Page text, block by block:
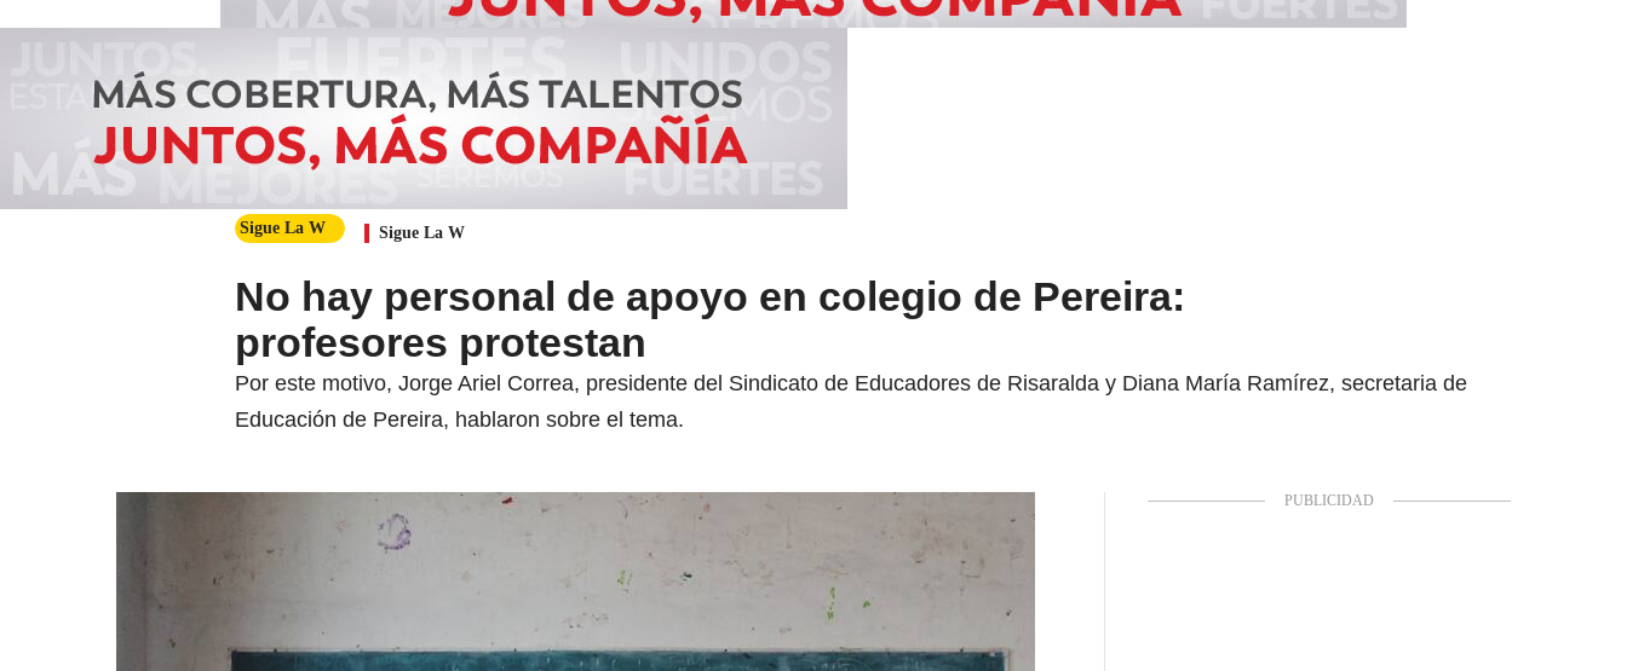
Sigue La W Sigue La W
No hay personal de apoyo en colegio de Pereira:
profesores protestan
Por este motivo, Jorge Ariel Correa, presidente del Sindicato de Educadores de Risaralda y Diana María Ramírez, secretaria de
Educación de Pereira, hablaron sobre el tema.